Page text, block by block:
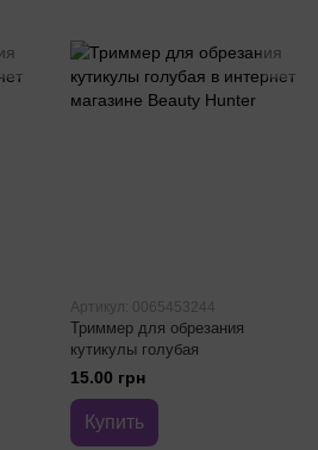
Артикул: 0065453244
Триммер для обрезания
кутикулы голубая
15.00 грн
Купить